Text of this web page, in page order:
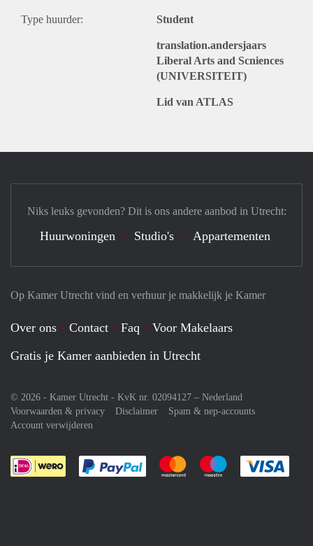
Type huurder: Student
translation.andersjaars
Liberal Arts and Scniences
(UNIVERSITEIT)
Lid van ATLAS
Op Kamer Utrecht vind en verhuur je makkelijk je Kamer
Over ons Contact Faq
Voor Makelaars
Gratis je Kamer aanbieden in Utrecht
© 2026 - Kamer Utrecht - KvK nr. 02094127 – Nederland
Voorwaarden & privacy
Disclaimer
Spam & nep-accounts
Account verwijderen
Je rekent gemakkelijk af met Paypal
Je rekent gemakkelijk af met
Je rekent
Niks leuks gevonden? Dit is ons andere aanbod in Utrecht:
Huurwoningen Studio's Appartementen